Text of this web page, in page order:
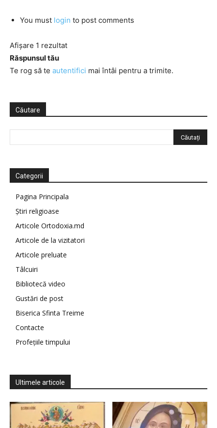
You must login to post comments
Afișare 1 rezultat
Răspunsul tău
Te rog să te autentifici mai întâi pentru a trimite.
Căutare
Categorii
Pagina Principala
Știri religioase
Articole Ortodoxia.md
Articole de la vizitatori
Articole preluate
Tâlcuiri
Bibliotecă video
Gustări de post
Biserica Sfinta Treime
Contacte
Profețiile timpului
Ultimele articole